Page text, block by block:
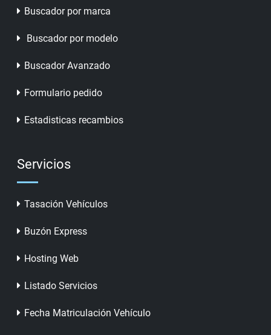
Buscador por marca
Buscador por modelo
Buscador Avanzado
Formulario pedido
Estadisticas recambios
Servicios
Tasación Vehículos
Buzón Express
Hosting Web
Listado Servicios
Fecha Matriculación Vehículo